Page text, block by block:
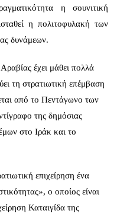
η σουνιτική
η πολιτοφυλακή των
δυνάμεων.
έχει μάθει πολλά
τη στρατιωτική επέμβαση
από το Πεντάγωνο των
της δημόσιας
στο Ιράκ και το
επιχείρηση ένα
ο οποίος είναι
Καταιγίδα της